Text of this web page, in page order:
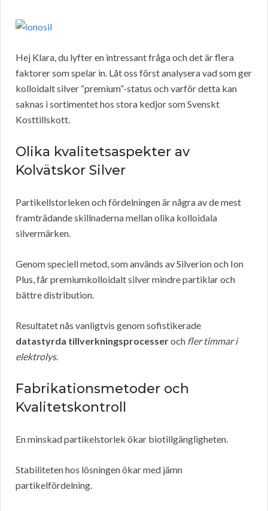
Hej Klara, du lyfter en intressant fråga och det är flera
faktorer som spelar in. Låt oss först analysera vad som ger
kolloidalt silver “premium”-status och varför detta kan
saknas i sortimentet hos stora kedjor som Svenskt
Kosttillskott.
Olika kvalitetsaspekter av
Kolvätskor Silver
Partikellstorleken och fördelningen är några av de mest
framträdande skillnaderna mellan olika kolloidala
silvermärken.
Genom speciell metod, som används av Silverion och Ion
Plus, får premiumkolloidalt silver mindre partiklar och
bättre distribution.
Resultatet nås vanligtvis genom sofistikerade
datastyrda tillverkningsprocesseroch fler timmar i
elektrolys.
Fabrikationsmetoder och
Kvalitetskontroll
En minskad partikelstorlek ökar biotillgängligheten.
Stabiliteten hos lösningen ökar med jämn
partikelfördelning.